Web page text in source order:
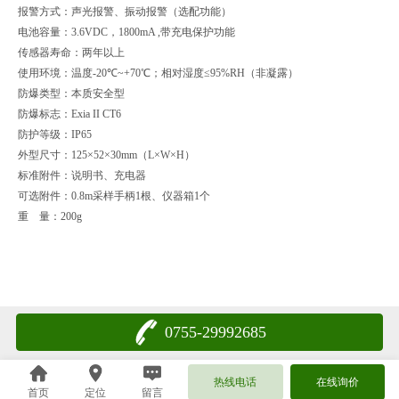
报警方式：声光报警、振动报警（选配功能）
电池容量： 3.6VDC ， 1800mA , 带充电保护功能
传感器寿命：两年以上
使用环境：温度-20℃~+70℃；相对湿度≤95%RH （非凝露）
防爆类型：本质安全型
防爆标志： Exia II CT6
防护等级： IP65
外型尺寸： 125×52×30mm（L×W×H）
标准附件：说明书、充电器
可选附件： 0.8m采样手柄1根、仪器箱1个
重
量： 200g
0755-29992685
首页 定位 留言
热线电话 在线询价